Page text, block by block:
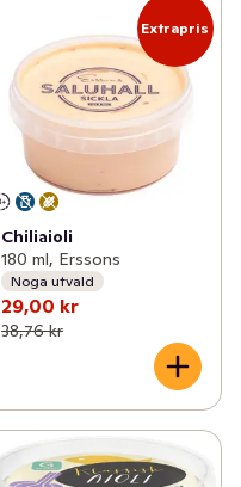
Extrapris
Chiliaioli
180 ml, Erssons
Noga utvald
29,00 kr
38,76 kr